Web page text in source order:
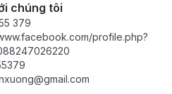
chúng tôi
379
profile.php?